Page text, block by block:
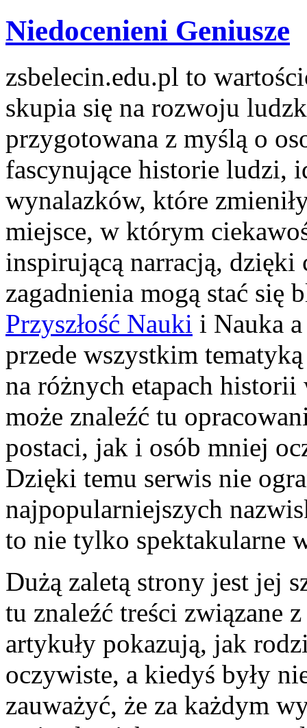
Niedocenieni Geniusze
zsbelecin.edu.pl to
skupia się na rozwoju
przygotowana z myślą o
fascynujące historie ludzi,
wynalazków, które
miejsce, w którym
inspirującą narracją, dzięki
zagadnienia mogą stać
Przyszłość Nauki i Nauka
przede wszystkim
na różnych etapach
może znaleźć tu
postaci, jak i osób mniej
Dzięki temu serwis nie
najpopularniejszych
to nie tylko spektakularne
Dużą zaletą strony jest jej
tu znaleźć treści związane
artykuły pokazują, jak
oczywiste, a kiedyś były
zauważyć, że za każdym